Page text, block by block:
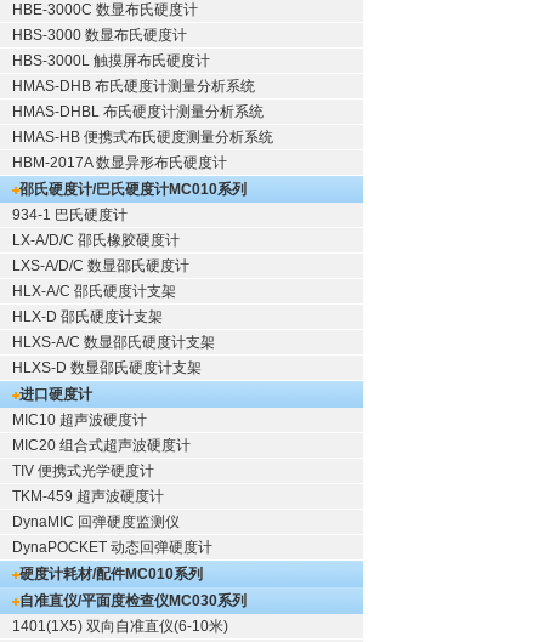
HBE-3000C 数显布氏硬度计
HBS-3000 数显布氏硬度计
HBS-3000L 触摸屏布氏硬度计
HMAS-DHB 布氏硬度计测量分析系统
HMAS-DHBL 布氏硬度计测量分析系统
HMAS-HB 便携式布氏硬度测量分析系统
HBM-2017A 数显异形布氏硬度计
邵氏硬度计/巴氏硬度计MC010系列
934-1 巴氏硬度计
LX-A/D/C 邵氏橡胶硬度计
LXS-A/D/C 数显邵氏硬度计
HLX-A/C 邵氏硬度计支架
HLX-D 邵氏硬度计支架
HLXS-A/C 数显邵氏硬度计支架
HLXS-D 数显邵氏硬度计支架
进口硬度计
MIC10 超声波硬度计
MIC20 组合式超声波硬度计
TIV 便携式光学硬度计
TKM-459 超声波硬度计
DynaMIC 回弹硬度监测仪
DynaPOCKET 动态回弹硬度计
硬度计耗材/配件MC010系列
自准直仪/平面度检查仪MC030系列
1401(1X5) 双向自准直仪(6-10米)